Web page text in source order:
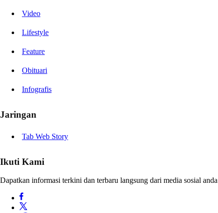
Video
Lifestyle
Feature
Obituari
Infografis
Jaringan
Tab Web Story
Ikuti Kami
Dapatkan informasi terkini dan terbaru langsung dari media sosial anda